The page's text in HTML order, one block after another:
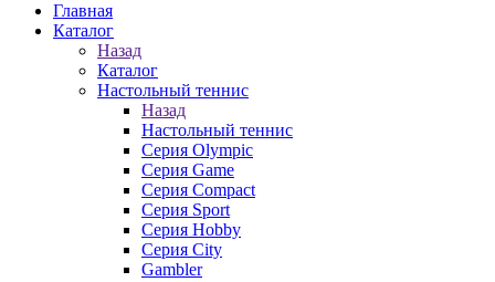
Главная
Каталог
Назад
Каталог
Настольный теннис
Назад
Настольный теннис
Серия Olympic
Серия Game
Серия Compact
Серия Sport
Серия Hobby
Серия City
Gambler